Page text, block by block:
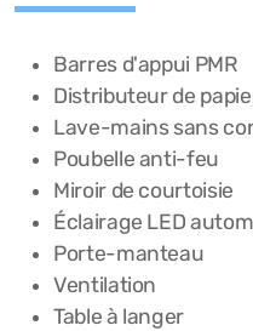
Barres d'appui PMR
Distributeur de
Lave-mains sans
Poubelle anti-feu
Miroir de courtoisie
Éclairage LED
Porte-manteau
Ventilation
Table à langer